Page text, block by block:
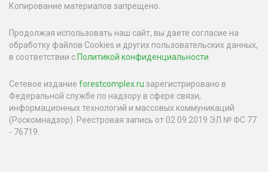
Копирование материалов запрещено.
Продолжая использовать наш сайт, вы даете согласие на
обработку файлов Cookies и других пользовательских данных,
в соответствии сПолитикой конфиденциальности
Сетевое издание forestcomplex.ru зарегистрировано в
Федеральной службе по надзору в сфере связи,
информационных технологий и массовых коммуникаций
(Роскомнадзор). Реестровая запись от 02.09.2019 ЭЛ № ФС 77
- 76719.